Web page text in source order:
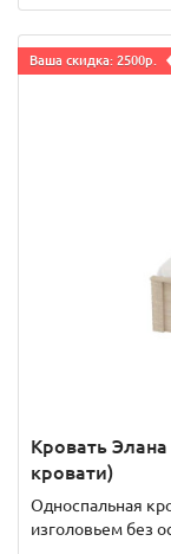
Ваша скидка: 2500р.
Кровать
кровати)
Односпальная
изголовьем без